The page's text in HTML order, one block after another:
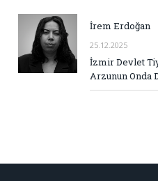
İrem Erdoğan
25.12.2025
İzmir Devlet
Arzunun Onda